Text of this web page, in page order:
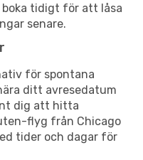
tidigt för att låsa
senare.
för spontana
ditt avresedatum
dig att hitta
flyg från Chicago
tider och dagar för